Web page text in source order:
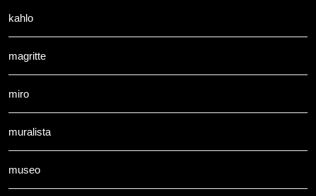
kahlo
magritte
miro
muralista
museo